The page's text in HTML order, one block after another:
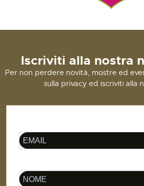
Iscriviti alla nostra
Per non perdere novità, mostre ed
sulla privacy ed iscriviti alla